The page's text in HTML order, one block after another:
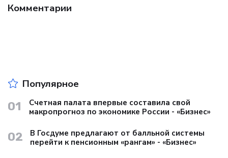
Комментарии
Популярное
01
Счетная палата впервые составила свой
макропрогноз по экономике России - «Бизнес»
02
В Госдуме предлагают от балльной системы
перейти к пенсионным «рангам» - «Бизнес»